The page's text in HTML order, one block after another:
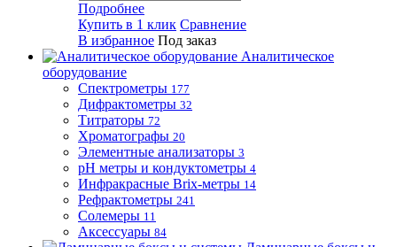
Подробнее
Купить в 1 клик Сравнение
В избранное Под заказ
Аналитическое
оборудование
Спектрометры 177
Дифрактометры 32
Титраторы 72
Хроматографы 20
Элементные анализаторы 3
pH метры и кондуктометры 4
Инфракрасные Brix-метры 14
Рефрактометры 241
Солемеры 11
Аксессуары 84